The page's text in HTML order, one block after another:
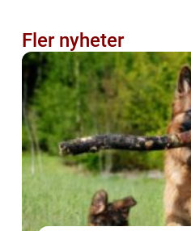
Fler nyheter